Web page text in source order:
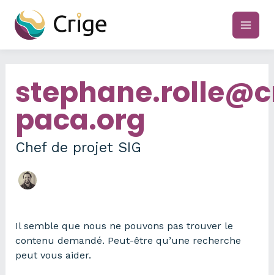
contenu
main
paca.org
Chef de projet SIG
Il semble que nous ne pouvons pas trouver le
contenu demandé. Peut-être qu’une recherche
peut vous aider.